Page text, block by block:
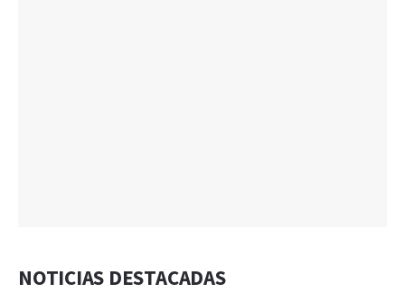
NOTICIAS DESTACADAS